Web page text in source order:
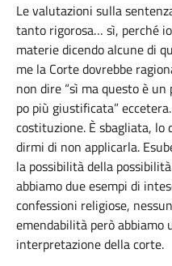
Le valutazioni sulla
tanto rigorosa… sì, perché
materie dicendo alcune di
me la Corte dovrebbe
non dire “sì ma questo è
po più giustificata”
costituzione. È sbagliata, lo
dirmi di non applicarla.
la possibilità della
abbiamo due esempi di
confessioni religiose,
emendabilità però abbiamo
interpretazione della corte.